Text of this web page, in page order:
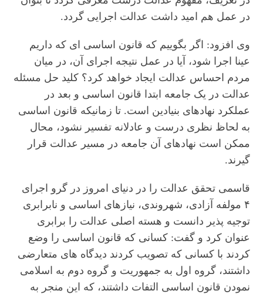
در عمل هم امید داشت عدالت اجرایی گردد.
وی افزود: اگر بگوییم که قانون اساسی ای که داریم
عینا اجرا شود، آیا در عمل نتیجه اجرای آن، در میان
مردم احساس عدالت ایجاد خواهد کرد؟ کلید حل مسئله
عدالت در یک جامعه ابتدا قانون اساسی و بعد در
عملکرد نهادهای بنیادین است. تا زمانیکه قانون اساسی
به لحاظ نظری درست و عادلانه تفسیر نشود، محال
ممکن است نهادهای آن جامعه در مسیر عدالت قرار
گیرند.
قاسمی تحقق عدالت را در دنیای امروز در گرو اجرای
۴ مولفه آزادی، شهروندی، نیازهای اساسی و نابرابری
توجیه پذیر دانست و هسته اصلی عدالت را برابری
عنوان کرد و گفت: کسانی که قانون اساسی را وضع
کردند با کسانی که تصویب کردند دیدگاه های متعارضی
داشتند، گروه اول به جمهوریت و گروه دوم به اسلامی
نمودن قانون اساسی التفات داشتند، که این منجر به